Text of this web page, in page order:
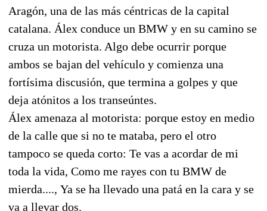
Aragón, una de las más céntricas de la capital
catalana. Álex conduce un BMW y en su camino se
cruza un motorista. Algo debe ocurrir porque
ambos se bajan del vehículo y comienza una
fortísima discusión, que termina a golpes y que
deja atónitos a los transeúntes.
Álex amenaza al motorista: porque estoy en medio
de la calle que si no te mataba, pero el otro
tampoco se queda corto: Te vas a acordar de mi
toda la vida, Como me rayes con tu BMW de
mierda...., Ya se ha llevado una patá en la cara y se
va a llevar dos.